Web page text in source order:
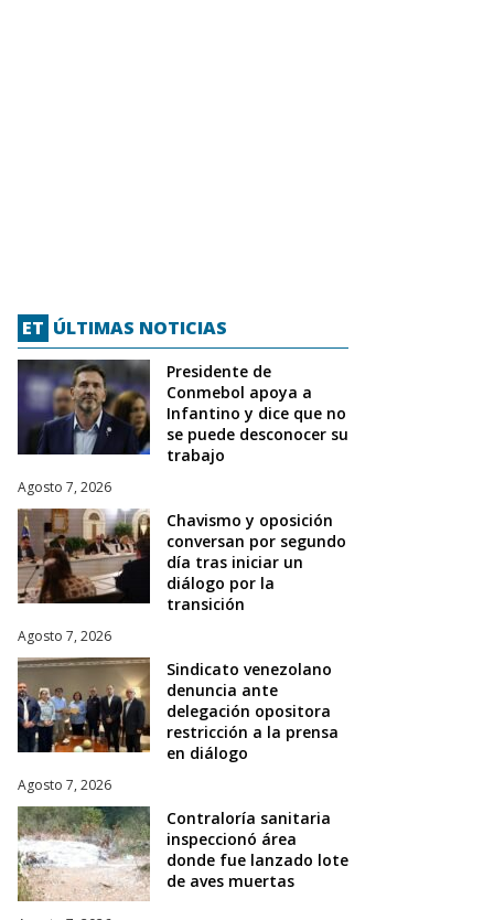
ET ÚLTIMAS NOTICIAS
Presidente de
Conmebol apoya a
Infantino y dice que no
se puede desconocer su
trabajo
Agosto 7, 2026
Chavismo y oposición
conversan por segundo
día tras iniciar un
diálogo por la
transición
Agosto 7, 2026
Sindicato venezolano
denuncia ante
delegación opositora
restricción a la prensa
en diálogo
Agosto 7, 2026
Contraloría sanitaria
inspeccionó área
donde fue lanzado lote
de aves muertas